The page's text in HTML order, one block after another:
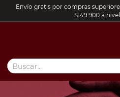
Envío gratis por compras
$149.900 a